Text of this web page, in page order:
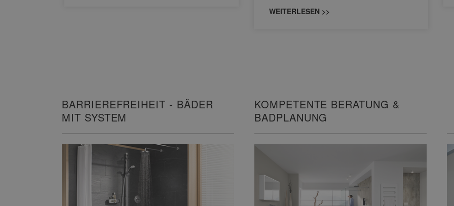
WEITERLESEN >>
BARRIEREFREIHEIT - BÄDER
MIT SYSTEM
KOMPETENTE BERATUNG &
BADPLANUNG